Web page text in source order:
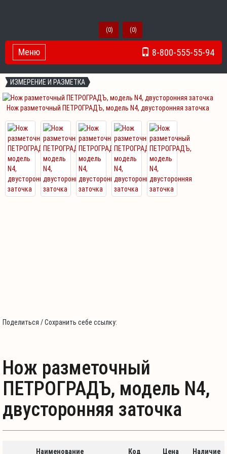
(0) (0)
8-800-555-55-94
Toggle Navigation
Меню
ИЗМЕРЕНИЕ И РАЗМЕТКА
Нож разметочный ПЕТРОГРАДЪ, модель N4, двусторонняя заточка
Поделиться / Сохранить себе ссылку:
Нож разметочный
ПЕТРОГРАДЪ, модель N4,
двусторонняя заточка
Наименование Код Цена Наличие